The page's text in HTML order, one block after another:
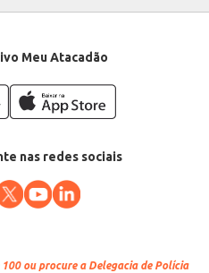
Meu Atacadão
nas redes sociais
100 ou procure a Delegacia de Polícia